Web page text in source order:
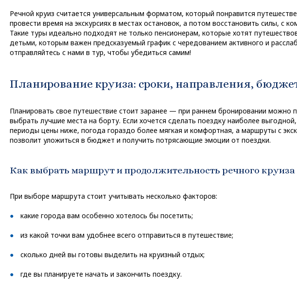
Речной круиз считается универсальным форматом, который понравится
провести время на экскурсиях в местах остановок, а потом восстановить силы, с
Такие туры идеально подходят не только пенсионерам, которые хотят
детьми, которым важен предсказуемый график с чередованием активного и
отправляйтесь с нами в тур, чтобы убедиться самим!
Планирование круиза: сроки, направления,
Планировать свое путешествие стоит заранее — при раннем бронировании
выбрать лучшие места на борту. Если хочется сделать поездку наиболее
периоды цены ниже, погода гораздо более мягкая и комфортная, а маршруты с
позволит уложиться в бюджет и получить потрясающие эмоции от поездки.
Как выбрать маршрут и продолжительность речного круиза
При выборе маршрута стоит учитывать несколько факторов:
какие города вам особенно хотелось бы посетить;
из какой точки вам удобнее всего отправиться в путешествие;
сколько дней вы готовы выделить на круизный отдых;
где вы планируете начать и закончить поездку.